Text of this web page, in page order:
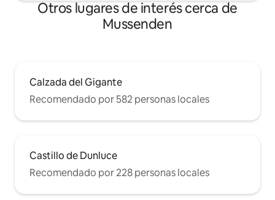
Otros lugares de interés cerca de
Mussenden
Calzada del Gigante
Recomendado por 582 personas locales
Castillo de Dunluce
Recomendado por 228 personas locales